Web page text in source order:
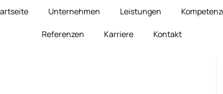
Unternehmen Leistungen
Referenzen Karriere Kontakt